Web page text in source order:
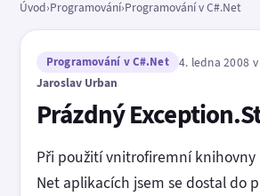
Úvod›Programování›Programování v C#.Net
Programování v C#.Net
4. ledna 2008 v
Jaroslav Urban
Prázdný
Při použití vnitrofiremní knihovny
Net aplikacích jsem se dostal do